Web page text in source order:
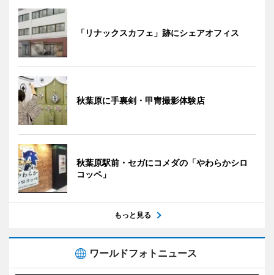
「リナックスカフェ」跡にシェアオフィス
秋葉原に手裏剣・甲冑撮影体験店
秋葉原駅前・セガにコメダの「やわらかシロ
コッペ」
もっと見る
ワールドフォトニュース